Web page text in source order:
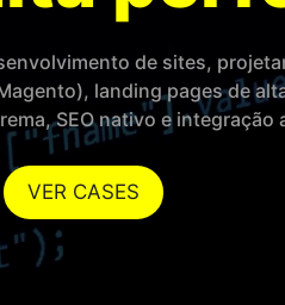
de sites,
landing pages de
SEO nativo e integração
VER CASES